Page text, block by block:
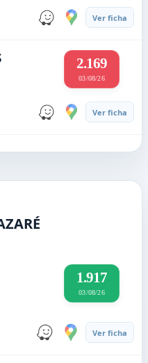
Ver ficha
2.169
03/08/26
Ver ficha
1.917
03/08/26
Ver ficha